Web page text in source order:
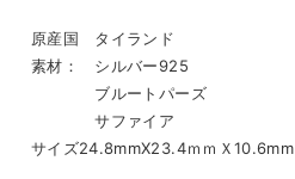
原産国 タイランド
素材： シルバー925
ブルートパーズ
サファイア
サイズ24.8mmX23.4ｍｍＸ10.6mm